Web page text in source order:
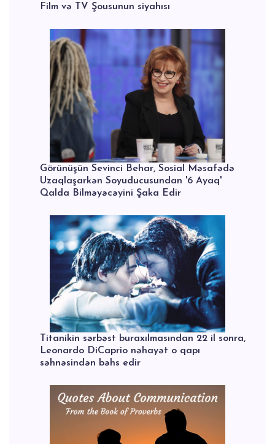
Film və TV Şousunun siyahısı
Görünüşün Sevinci Behar, Sosial Məsafədə
Uzaqlaşarkən Soyuducusundan '6 Ayaq'
Qalda Bilməyəcəyini Şaka Edir
Titanikin sərbəst buraxılmasından 22 il sonra,
Leonardo DiCaprio nəhayət o qapı
səhnəsindən bəhs edir